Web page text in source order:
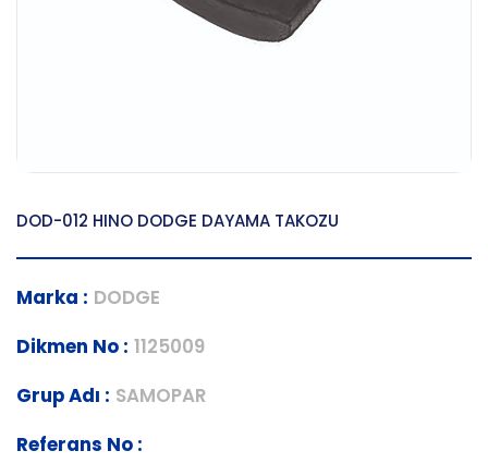
DOD-012 HINO DODGE DAYAMA TAKOZU
Marka : DODGE
Dikmen No : 1125009
Grup Adı : SAMOPAR
Referans No :